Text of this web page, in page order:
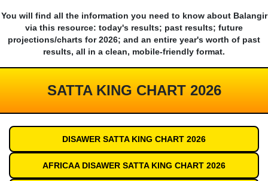
You will find all the information you need to know about Balangir
via this resource: today's results; past results; future
projections/charts for 2026; and an entire year's worth of past
results, all in a clean, mobile-friendly format.
SATTA KING CHART 2026
DISAWER SATTA KING CHART 2026
AFRICAA DISAWER SATTA KING CHART 2026